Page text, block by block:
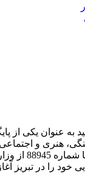
به عنوان یکی از
هنری و
۱۴۰۰ با
خود را در تبریز